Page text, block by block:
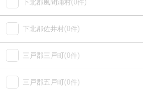
下北郡風間浦村(0件)
下北郡佐井村(0件)
三戸郡三戸町(0件)
三戸郡五戸町(0件)